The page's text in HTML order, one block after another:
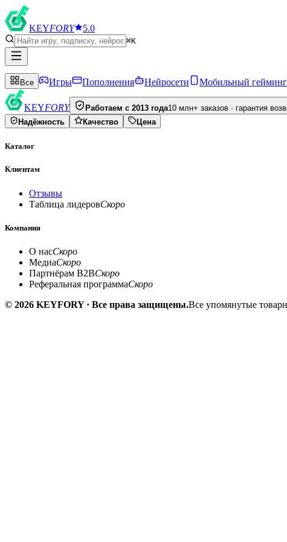
KEYFORY 5.0
⌘K
Все Игры Пополнения Нейросети Мобильный гейминг
KEYFORY Работаем с 2013 года10 млн+ заказов · гарантия
Надёжность
Качество Цена
Каталог
Клиентам
Отзывы
Таблица лидеровСкоро
Компания
О насСкоро
МедиаСкоро
Партнёрам B2BСкоро
Реферальная программаСкоро
© 2026 KEYFORY · Все права защищены.Все упомянутые